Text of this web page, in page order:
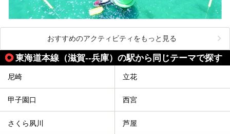
おすすめのアクティビティをもっと見る
東海道本線（滋賀--兵庫）の駅から同じテーマで探す
尼崎 立花
甲子園口 西宮
さくら夙川 芦屋